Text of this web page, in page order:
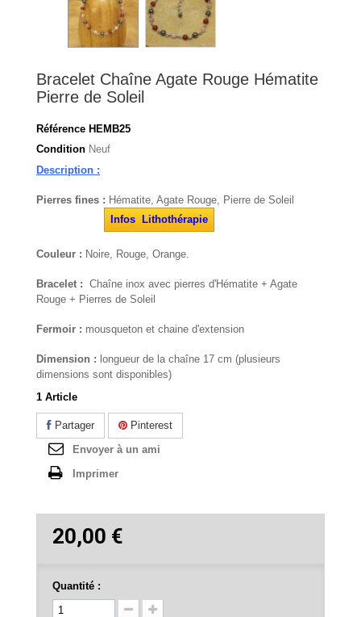
Bracelet Chaîne Agate Rouge Hématite
Pierre de Soleil
Référence HEMB25
Condition Neuf
Description :
Pierres fines : Hématite, Agate Rouge, Pierre de Soleil
Infos Lithothérapie
Couleur : Noire, Rouge, Orange.
Bracelet : Chaîne inox avec pierres d'Hématite + Agate
Rouge + Pierres de Soleil
Fermoir : mousqueton et chaine d'extension
Dimension : longueur de la chaîne 17 cm (plusieurs
dimensions sont disponibles)
1 Article
Partager
Pinterest
Envoyer à un ami
Imprimer
20,00 €
Quantité :